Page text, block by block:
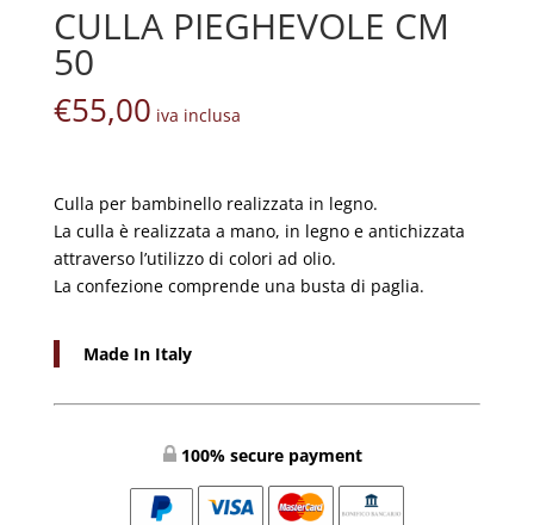
CULLA PIEGHEVOLE CM
50
€55,00 iva inclusa
Culla per bambinello realizzata in legno.
La culla è realizzata a mano, in legno e antichizzata
attraverso l’utilizzo di colori ad olio.
La confezione comprende una busta di paglia.
Made In Italy
100% secure payment